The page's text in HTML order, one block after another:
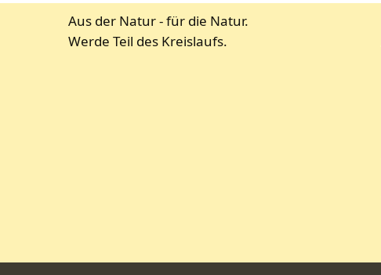
Aus der Natur - für die Natur.
Werde Teil des Kreislaufs.